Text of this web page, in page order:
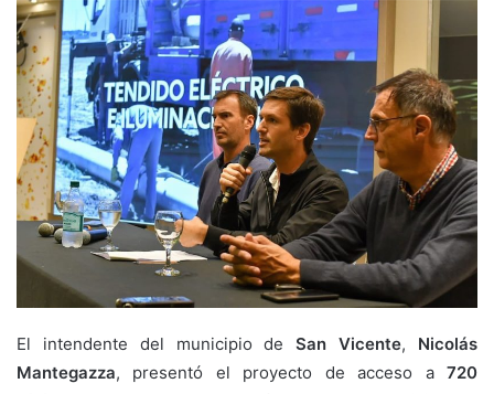
El intendente del municipio deSan Vicente, Nicolás
Mantegazza, presentó el proyecto de acceso a 720